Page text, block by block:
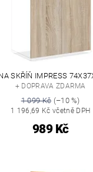
SKŘÍŇ IMPRESS
+ DOPRAVA ZDARMA
1 099 Kč(–10 %)
1 196,69 Kč včetně DPH
989 Kč